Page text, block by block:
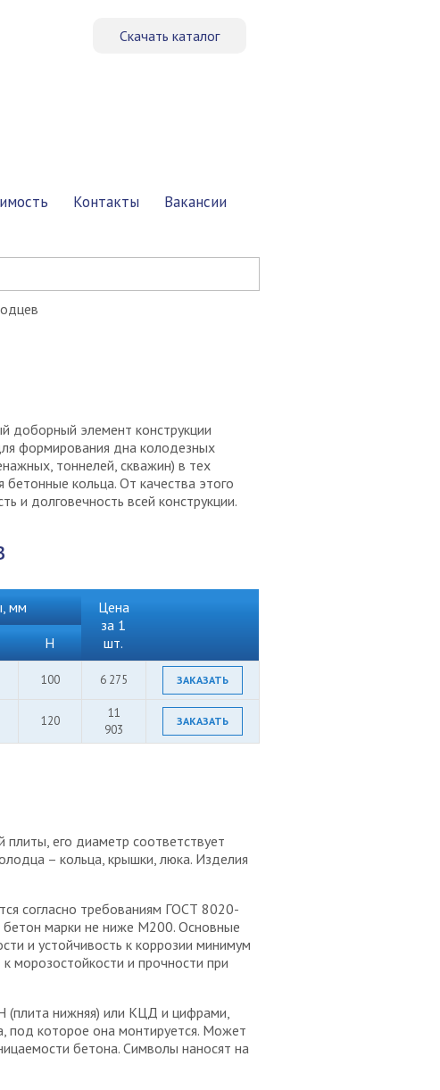
Скачать каталог
Контакты Вакансии
доборный элемент конструкции
формирования дна колодезных
тоннелей, скважин) в тех
бетонные кольца. От качества этого
и долговечность всей конструкции.
мм
Цена
за 1
шт.
H
100 6 275 ЗАКАЗАТЬ
120
11
903
ЗАКАЗАТЬ
его диаметр соответствует
– кольца, крышки, люка. Изделия
согласно требованиям ГОСТ 8020-
марки не ниже М200. Основные
и устойчивость к коррозии минимум
морозостойкости и прочности при
(плита нижняя) или КЦД и цифрами,
под которое она монтируется. Может
бетона. Символы наносят на